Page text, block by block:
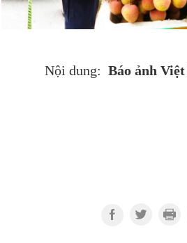
Nội dung: Báo ảnh